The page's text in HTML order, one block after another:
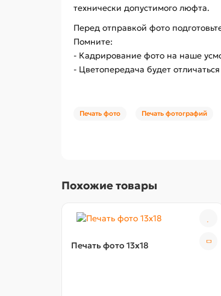
технически допустимого люфта.
Перед отправкой фото
Помните:
- Кадрирование фото на наше
- Цветопередача будет
Печать фото Печать фотографий
Похожие товары
Печать фото 13х18